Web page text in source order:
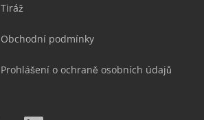
Tiráž
Obchodní podmínky
Prohlášení o ochraně osobních údajů